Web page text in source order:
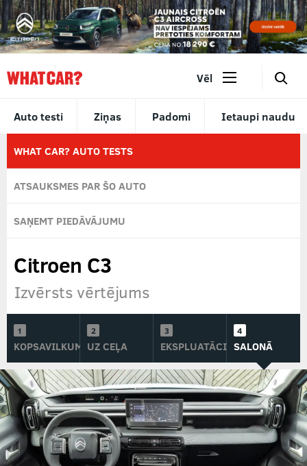
Auto testi Ziņas Padomi Ietaupi naudu
Vēl 🔎
WHAT CAR? AUTO TESTS
ATSAUKSMES PAR ŠO AUTO
SAŅEMT PIEDĀVĀJUMU
Citroen C3
Izvērsts vērtējums
KOPSAVILKUMSUZ CEĻA EKSPLUATĀCIJĀSALONĀ